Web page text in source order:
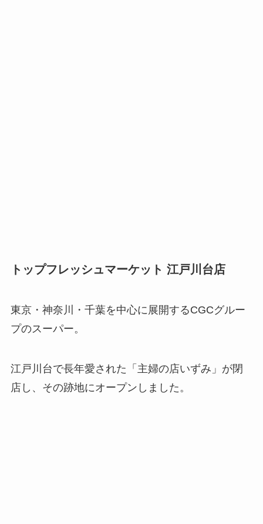
トップフレッシュマーケット 江戸川台店
東京・神奈川・千葉を中心に展開するCGCグルー
プのスーパー。
江戸川台で長年愛された「主婦の店いずみ」が閉
店し、その跡地にオープンしました。